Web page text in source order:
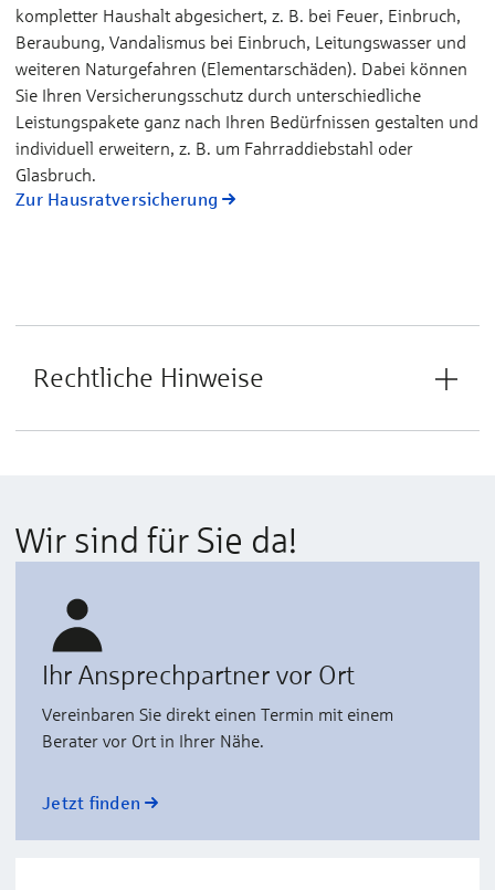
kompletter Haushalt abgesichert, z. B. bei Feuer, Einbruch,
Beraubung, Vandalismus bei Einbruch, Leitungswasser und
weiteren Naturgefahren (Elementarschäden). Dabei können
Sie Ihren Versicherungsschutz durch unterschiedliche
Leistungspakete ganz nach Ihren Bedürfnissen gestalten und
individuell erweitern, z. B. um Fahrraddiebstahl oder
Glasbruch.
Zur Hausratversicherung
Rechtliche Hinweise
Wir sind für Sie da!
Ihr Ansprechpartner vor Ort
Vereinbaren Sie direkt einen Termin mit einem
Berater vor Ort in Ihrer Nähe.
Jetzt finden